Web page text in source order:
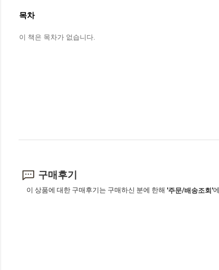
목차
이 책은 목차가 없습니다.
구매후기
이 상품에 대한 구매후기는 구매하신 분에 한해 '주문/배송조회'